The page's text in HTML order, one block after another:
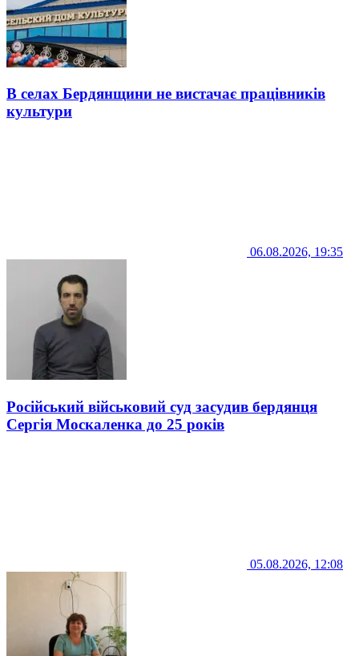
В селах Бердянщини не вистачає працівників
культури
06.08.2026, 19:35
Російський військовий суд засудив бердянця
Сергія Москаленка до 25 років
05.08.2026, 12:08